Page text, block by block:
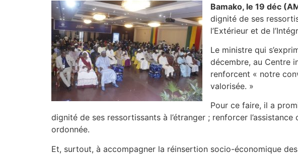
Bamako, le 19 déc
dignité de ses
l’Extérieur et de
Le ministre qui
décembre, au Centre
renforcent « notre
valorisée. »
Pour ce faire, il a
dignité de ses ressortissants à l’étranger ; renforcer
ordonnée.
Et, surtout, à accompagner la réinsertion socio-économique